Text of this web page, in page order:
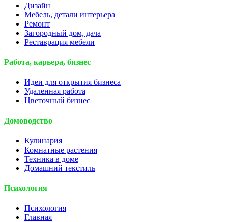
Дизайн
Мебель, детали интерьера
Ремонт
Загородный дом, дача
Реставрация мебели
Работа, карьера, бизнес
Идеи для открытия бизнеса
Удаленная работа
Цветочный бизнес
Домоводство
Кулинария
Комнатные растения
Техника в доме
Домашний текстиль
Психология
Психология
Главная